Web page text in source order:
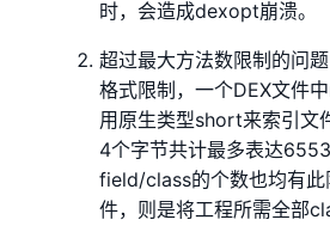
时，会造成dexopt崩溃。
超过最大方法数限制的问
格式限制，一个DEX文件
用原生类型short来索引文
4个字节共计最多表达
field/class的个数也均有此
件，则是将工程所需全部